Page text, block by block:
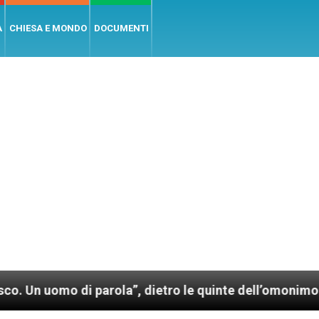
CHIESA E MONDO DOCUMENTI
dietro le quinte dell’omonimo film di Wim